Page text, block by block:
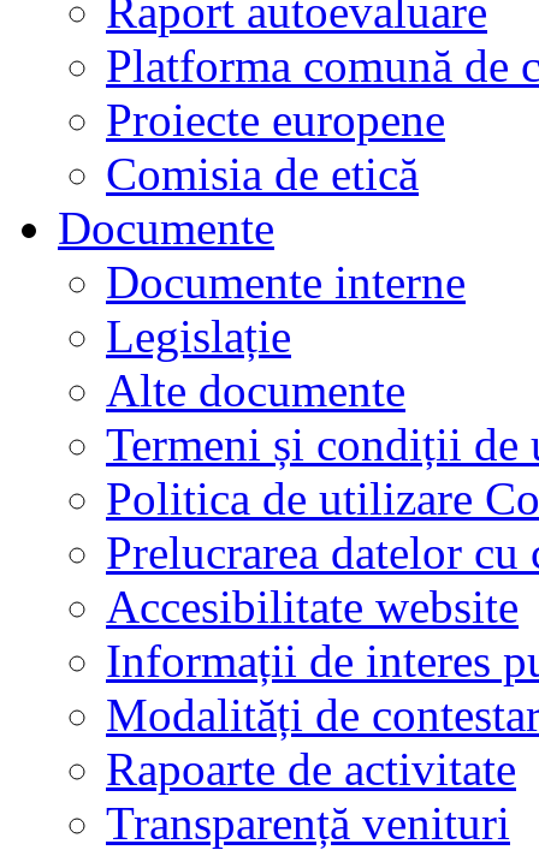
Raport autoevaluare
Platforma comună de
Proiecte europene
Comisia de etică
Documente
Documente interne
Legislație
Alte documente
Termeni și condiții de
Politica de utilizare
Prelucrarea datelor cu
Accesibilitate website
Informații de interes
Modalități de
Rapoarte de activitate
Transparență venituri